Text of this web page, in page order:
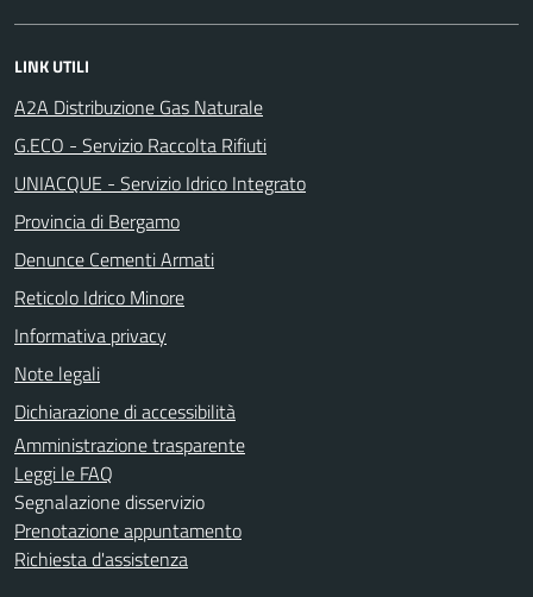
LINK UTILI
A2A Distribuzione Gas Naturale
G.ECO - Servizio Raccolta Rifiuti
UNIACQUE - Servizio Idrico Integrato
Provincia di Bergamo
Denunce Cementi Armati
Reticolo Idrico Minore
Informativa privacy
Note legali
Dichiarazione di accessibilità
Amministrazione trasparente
Leggi le FAQ
Segnalazione disservizio
Prenotazione appuntamento
Richiesta d'assistenza